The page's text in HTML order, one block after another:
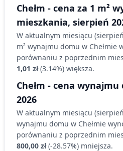
Chełm - cena za 1 m²
mieszkania, sierpień
W aktualnym miesiącu (
m² wynajmu domu w Chełmie
porównaniu z poprzednim
1,01 zł (3.14%) większa.
Chełm - cena wynajmu
2026
W aktualnym miesiącu (
wynajmu domu w Chełmie
porównaniu z poprzednim
800,00 zł (-28.57%) mniejsza.